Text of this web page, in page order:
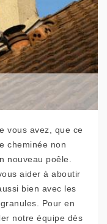
vous avez, que ce
cheminée non
nouveau poêle.
aider à aboutir
bien avec les
Pour en
notre équipe dès